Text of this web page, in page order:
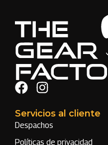
Servicios al cliente
Despachos
Políticas de privacidad